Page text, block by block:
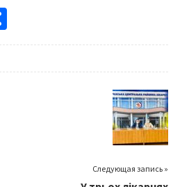
h
Следующая запись »